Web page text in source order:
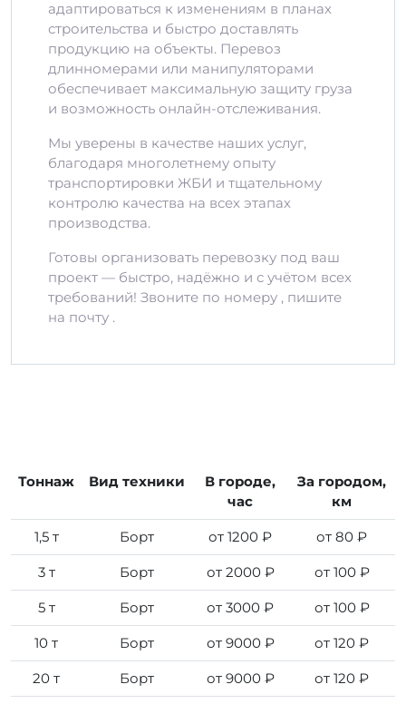
адаптироваться к изменениям в планах
строительства и быстро доставлять
продукцию на объекты. Перевоз
длинномерами или манипуляторами
обеспечивает максимальную защиту груза
и возможность онлайн-отслеживания.
Мы уверены в качестве наших услуг,
благодаря многолетнему опыту
транспортировки ЖБИ и тщательному
контролю качества на всех этапах
производства.
Готовы организовать перевозку под ваш
проект — быстро, надёжно и с учётом всех
требований! Звоните по номеру , пишите
на почту .
Тоннаж Вид техники
В городе,
час
За городом,
км
1,5 т Борт от 1200 ₽ от 80 ₽
3 т Борт от 2000 ₽ от 100 ₽
5 т Борт от 3000 ₽ от 100 ₽
10 т Борт от 9000 ₽ от 120 ₽
20 т Борт от 9000 ₽ от 120 ₽